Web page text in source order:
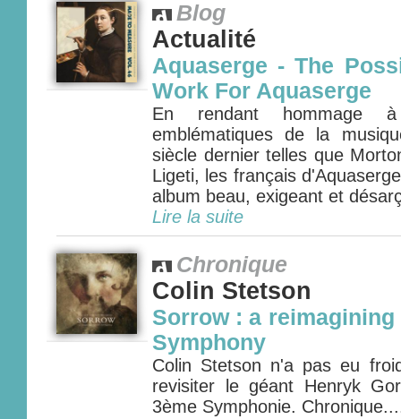
Blog
Actualité
Aquaserge - The
Work For Aquaserge
En rendant hommage
emblématiques de la
siècle dernier telles que
Ligeti, les français
album beau, exigeant et
Lire la suite
Chronique
Colin Stetson
Sorrow : a
Symphony
Colin Stetson n'a pas eu
revisiter le géant Henryk
3ème Symphonie.